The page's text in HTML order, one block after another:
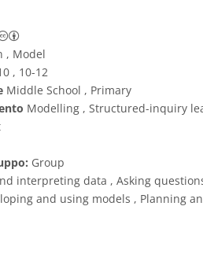
Creative Commons Attribuzione
, Model
, 10-12
Middle School , Primary
Modelling , Structured-inquiry
Group
interpreting data , Asking
and using models , Planning